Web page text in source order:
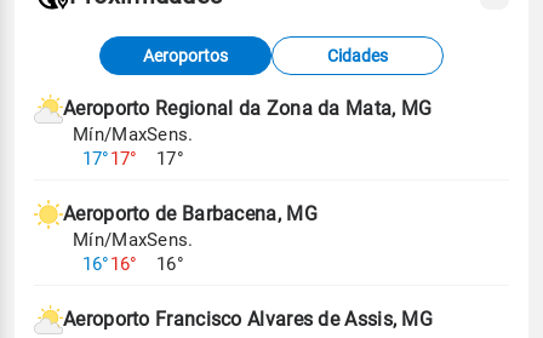
Fonte: dados combinados de estações
meteorológicas e satélite do Centro de Previsão
de Tempo e Estudos Climáticos (CPTEC).
Para obter mais informações sobre os dados
Aeroportos Cidades
Aeroporto Regional da Zona da Mata, MG
Mín/Max
17°17°
Sens.
17°
Aeroporto de Barbacena, MG
Mín/Max
16°16°
Sens.
16°
Aeroporto Francisco Alvares de Assis, MG